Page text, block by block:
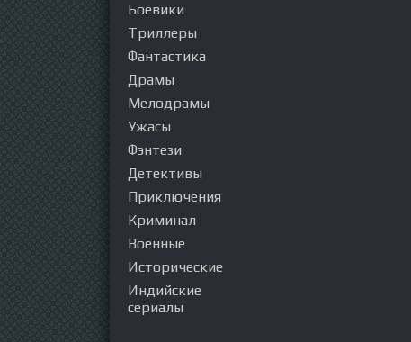
Боевики
Триллеры
Фантастика
Драмы
Мелодрамы
Ужасы
Фэнтези
Детективы
Приключения
Криминал
Военные
Исторические
Индийские
сериалы